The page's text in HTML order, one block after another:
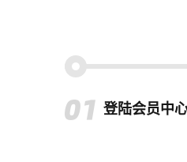
登陆会员中